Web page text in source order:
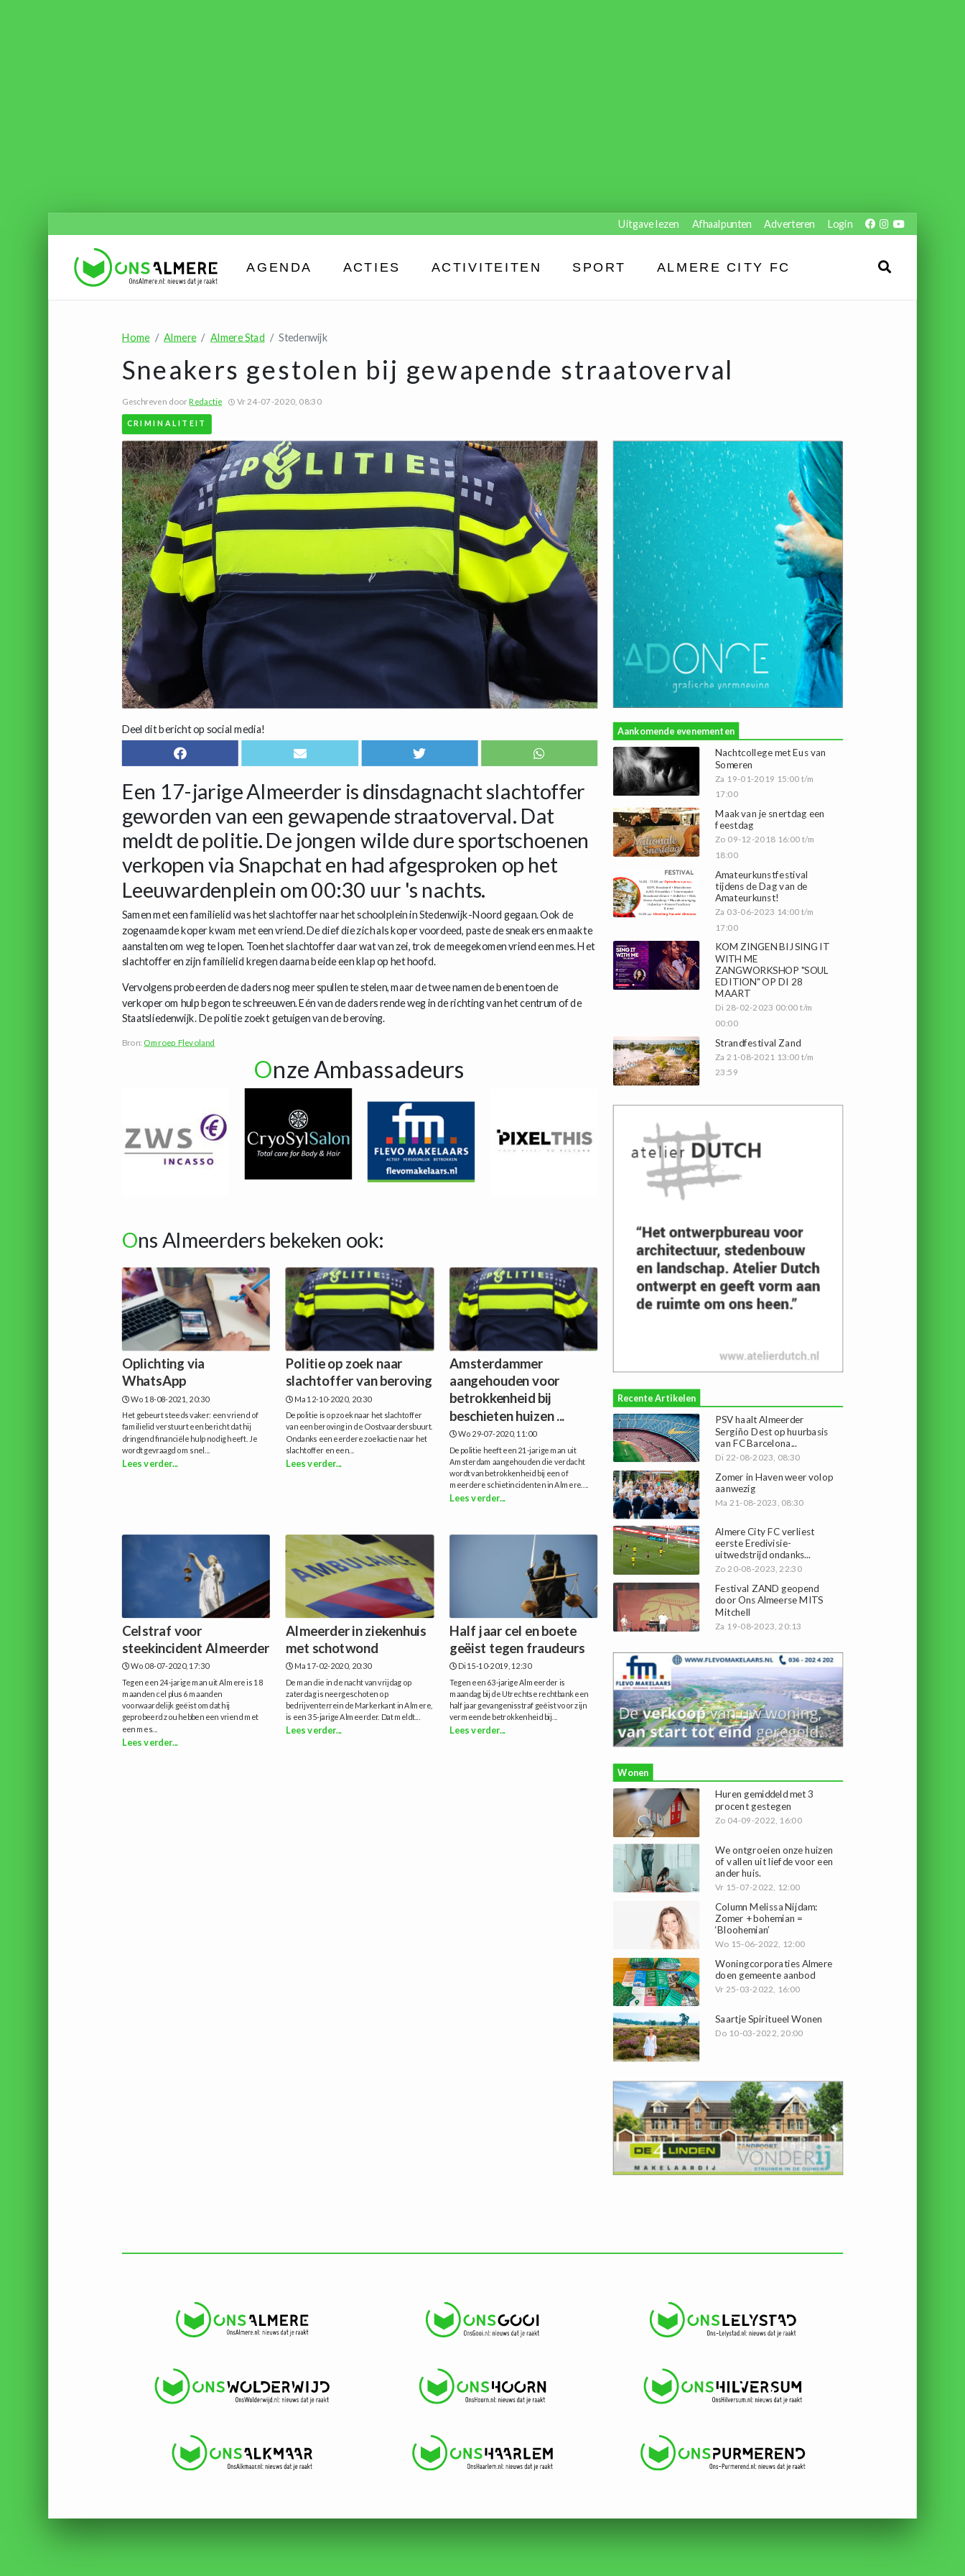
Uitgave lezen Afhaalpunten Adverteren Login
AGENDA ACTIES ACTIVITEITEN SPORT ALMERE CITY FC
Home Almere Almere Stad Stedenwijk
Sneakers gestolen bij gewapende straatoverval
Geschreven doorRedactie Vr 24-07-2020, 08:30
CRIMINALITEIT
Deel dit bericht op social media!
Een 17-jarige Almeerder is dinsdagnacht slachtoffer
geworden van een gewapende straatoverval. Dat
meldt de politie. De jongen wilde dure sportschoenen
verkopen via Snapchat en had afgesproken op het
Leeuwardenplein om 00:30 uur 's nachts.
Samen met een familielid was het slachtoffer naar het schoolplein in Stedenwijk-Noord gegaan. Ook de
zogenaamde koper kwam met een vriend. De dief die zich als koper voordeed, paste de sneakers en maakte
aanstalten om weg te lopen. Toen het slachtoffer daar wat van zei, trok de meegekomen vriend een mes. Het
slachtoffer en zijn familielid kregen daarna beide een klap op het hoofd.
Vervolgens probeerden de daders nog meer spullen te stelen, maar de twee namen de benen toen de
verkoper om hulp begon te schreeuwen. Eén van de daders rende weg in de richting van het centrum of de
Staatsliedenwijk. De politie zoekt getuigen van de beroving.
Bron: Omroep Flevoland
Onze Ambassadeurs
Ons Almeerders bekeken ook:
Oplichting via
WhatsApp
Wo 18-08-2021, 20:30
Het gebeurt steeds vaker: een vriend of
familielid verstuurt een bericht dat hij
dringend financiële hulp nodig heeft. Je
wordt gevraagd om snel...
Lees verder...
Politie op zoek naar
slachtoffer van beroving
Ma 12-10-2020, 20:30
De politie is op zoek naar het slachtoffer
van een beroving in de Oostvaardersbuurt.
Ondanks een eerdere zoekactie naar het
slachtoffer en een...
Lees verder...
Amsterdammer
aangehouden voor
betrokkenheid bij
beschieten huizen ...
Wo 29-07-2020, 11:00
De politie heeft een 21-jarige man uit
Amsterdam aangehouden die verdacht
wordt van betrokkenheid bij een of
meerdere schietincidenten in Almere....
Lees verder...
Celstraf voor
steekincident Almeerder
Wo 08-07-2020, 17:30
Tegen een 24-jarige man uit Almere is 18
maanden cel plus 6 maanden
voorwaardelijk geëist omdat hij
geprobeerd zou hebben een vriend met
een mes...
Lees verder...
Almeerder in ziekenhuis
met schotwond
Ma 17-02-2020, 20:30
De man die in de nacht van vrijdag op
zaterdag is neergeschoten op
bedrijventerrein de Markerkant in Almere,
is een 35-jarige Almeerder. Dat meldt...
Lees verder...
Half jaar cel en boete
geëist tegen fraudeurs
Di 15-10-2019, 12:30
Tegen een 63-jarige Almeerder is
maandag bij de Utrechtse rechtbank een
half jaar gevangenisstraf geëist voor zijn
vermeende betrokkenheid bij...
Lees verder...
Aankomende evenementen
Nachtcollege met Eus van
Someren
Za 19-01-2019 15:00 t/m
17:00
Maak van je snertdag een
feestdag
Zo 09-12-2018 16:00 t/m
18:00
Amateurkunstfestival
tijdens de Dag van de
Amateurkunst!
Za 03-06-2023 14:00 t/m
17:00
KOM ZINGEN BIJ SING IT
WITH ME
ZANGWORKSHOP "SOUL
EDITION" OP DI 28
MAART
Di 28-02-2023 00:00 t/m
00:00
Strandfestival Zand
Za 21-08-2021 13:00 t/m
23:59
Recente Artikelen
PSV haalt Almeerder
Sergiño Dest op huurbasis
van FC Barcelona...
Di 22-08-2023, 08:30
Zomer in Haven weer volop
aanwezig
Ma 21-08-2023, 08:30
Almere City FC verliest
eerste Eredivisie-
uitwedstrijd ondanks...
Zo 20-08-2023, 22:30
Festival ZAND geopend
door Ons Almeerse MITS
Mitchell
Za 19-08-2023, 20:13
Wonen
Huren gemiddeld met 3
procent gestegen
Zo 04-09-2022, 16:00
We ontgroeien onze huizen
of vallen uit liefde voor een
ander huis.
Vr 15-07-2022, 12:00
Column Melissa Nijdam:
Zomer + bohemian =
‘Bloohemian’
Wo 15-06-2022, 12:00
Woningcorporaties Almere
doen gemeente aanbod
Vr 25-03-2022, 16:00
Saartje Spiritueel Wonen
Do 10-03-2022, 20:00